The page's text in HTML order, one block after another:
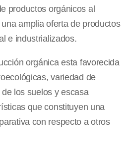
productos orgánicos al
amplia oferta de productos
e industrializados.
orgánica esta favorecida
variedad de
los suelos y escasa
que constituyen una
con respecto a otros